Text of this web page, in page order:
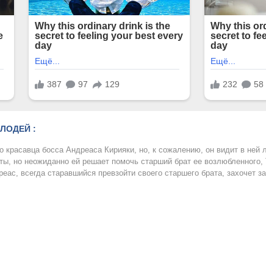
:
красавца босса Андреаса Кирияки, но, к сожалению, он видит в
но неожиданно ей решает помочь старший брат ее
всегда старавшийся превзойти своего старшего брата, захочет